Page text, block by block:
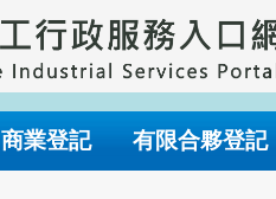
商業登記 有限合夥登記